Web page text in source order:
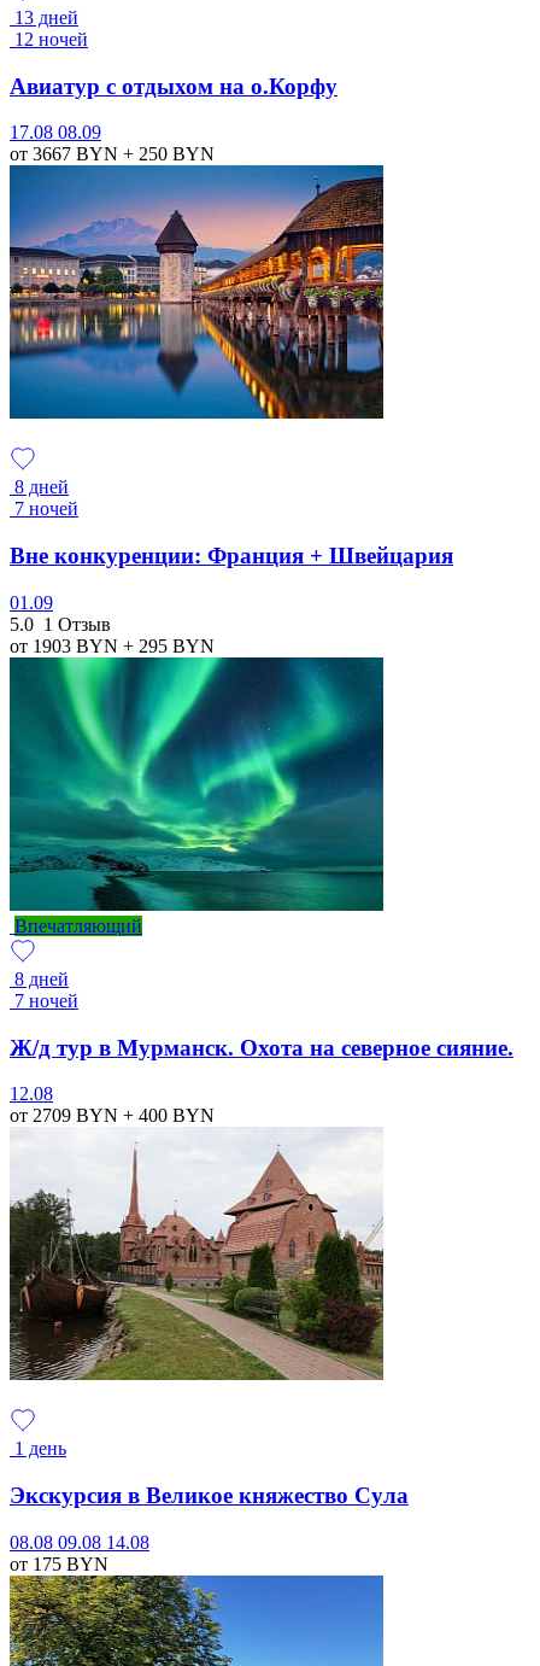
13 дней
12 ночей
Авиатур с отдыхом на о.Корфу
17.08 08.09
от 3667 BYN + 250 BYN
8 дней
7 ночей
Вне конкуренции: Франция + Швейцария
01.09
5.0 1 Отзыв
от 1903 BYN + 295 BYN
Впечатляющий
8 дней
7 ночей
Ж/д тур в Мурманск. Охота на северное сияние.
12.08
от 2709 BYN + 400 BYN
1 день
Экскурсия в Великое княжество Сула
08.08 09.08 14.08
от 175 BYN